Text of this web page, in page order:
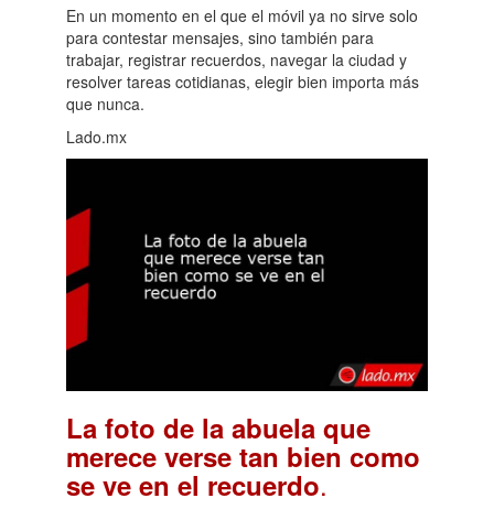
En un momento en el que el móvil ya no sirve solo
para contestar mensajes, sino también para
trabajar, registrar recuerdos, navegar la ciudad y
resolver tareas cotidianas, elegir bien importa más
que nunca.
Lado.mx
La foto de la abuela que
merece verse tan bien como
se ve en el recuerdo.